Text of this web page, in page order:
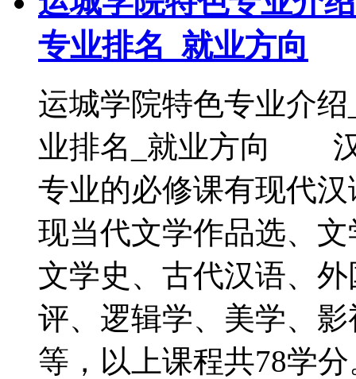
专业排名_就业方向
运城学院特色专业介
业排名_就业方向 汉
专业的必修课有现代
现当代文学作品选、
文学史、古代汉语、
评、逻辑学、美学、
等，以上课程共78学